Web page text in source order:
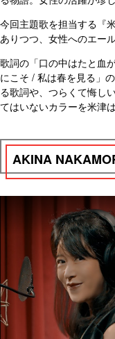
今回主題歌を担当する『
ありつつ、女性へのエー
歌詞の「口の中はたと血
にこそ / 私は春を見る」
る歌詞や、つらくて悔し
てはいないカラーを米津
AKINA